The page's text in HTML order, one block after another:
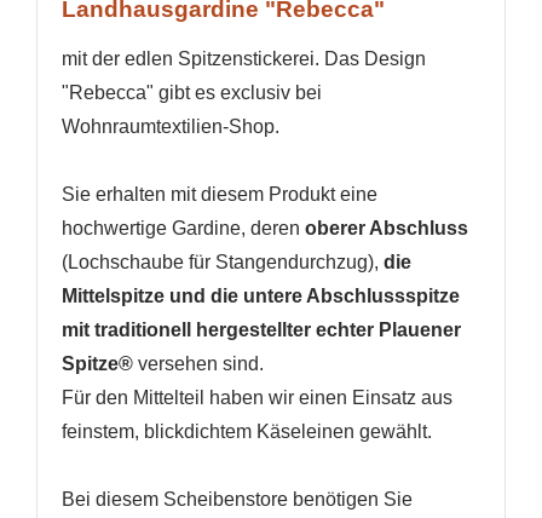
Landhausgardine "Rebecca"
mit der edlen Spitzenstickerei. Das Design
"Rebecca" gibt es exclusiv bei
Wohnraumtextilien-Shop.
Sie erhalten mit diesem Produkt eine
hochwertige Gardine, deren oberer Abschluss
(Lochschaube für Stangendurchzug), die
Mittelspitze und die untere Abschlussspitze
mit traditionell hergestellter echter Plauener
Spitze® versehen sind.
Für den Mittelteil haben wir einen Einsatz aus
feinstem, blickdichtem Käseleinen gewählt.
Bei diesem Scheibenstore benötigen Sie
AUF MEINE WUNSCHLISTE
add_circle_outline Neue Liste anlegen
WUNSCHLISTE ERSTELLEN
Name der Wunschliste
erstellen
ANMELDEN
Sie müssen angemeldet sein, um Artikel Ihrer
Wunschliste hinzufügen zu können.